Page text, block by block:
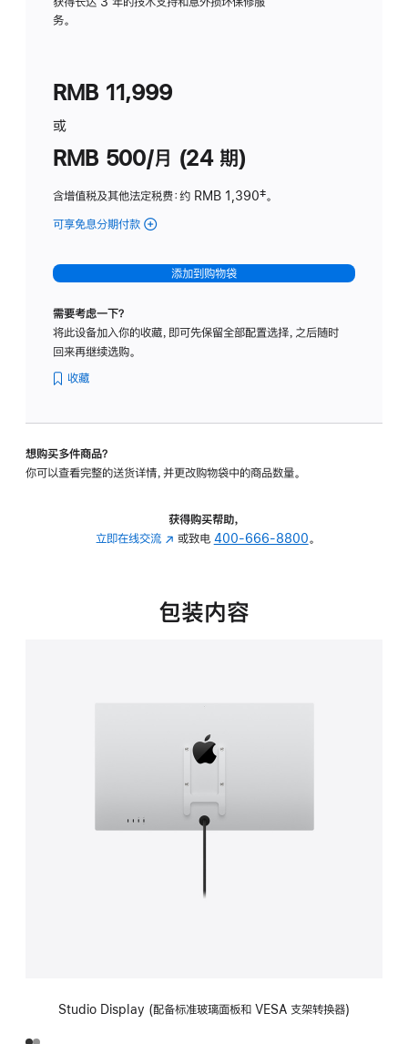
务。
RMB 11,999
或
RMB 500/月 (24 期)
含增值税及其他法定税费：约 RMB 1,390脚
‡。
可享免息分期付款 (Studio
-
标
璃
转
的
添加到购物袋
需要考虑一下？
将此设备加入你的收藏，即可先保留全部配置选择，之后随时
回来再继续选购。
收藏
想购买多件商品？
你可以查看完整的送货详情，并更改购物袋中的商品数量。
获得购买帮助，
立即在线交流 (在
中
或致电 400-666-8800。
包装内容
Studio Display (配备标准玻璃面板和 VESA 支架转换器)